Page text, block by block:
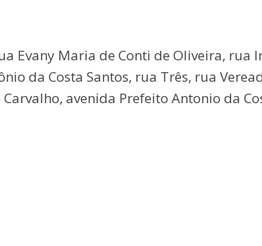
Evany Maria de Conti de Oliveira, rua
da Costa Santos, rua Três, rua
avenida Prefeito Antonio da